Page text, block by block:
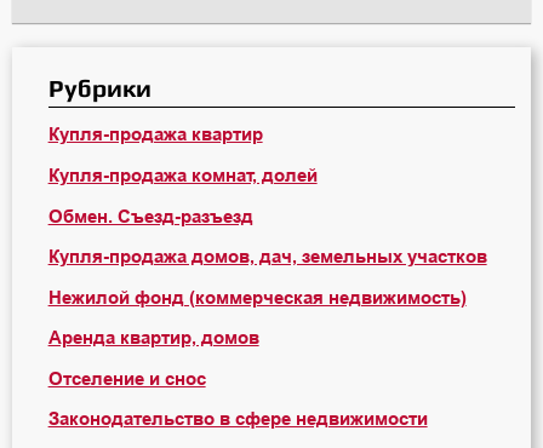
Рубрики
Купля-продажа квартир
Купля-продажа комнат, долей
Обмен. Съезд-разъезд
Купля-продажа домов, дач, земельных участков
Нежилой фонд (коммерческая недвижимость)
Аренда квартир, домов
Отселение и снос
Законодательство в сфере недвижимости